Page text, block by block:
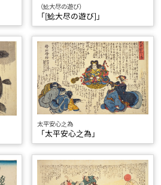
（鯰大尽の遊び）
「[鯰大尽の遊び]」
太平安心之為
「太平安心之為」